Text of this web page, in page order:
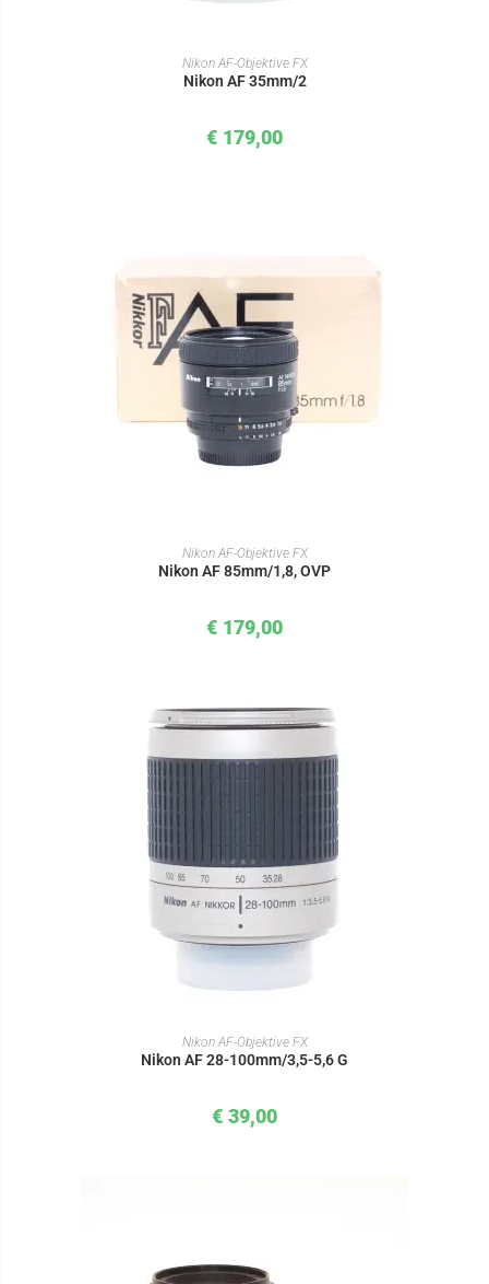
IN DEN WARENKORB
Nikon AF-Objektive FX
Nikon AF 35mm/2
€ 179,00
IN DEN WARENKORB
Nikon AF-Objektive FX
Nikon AF 85mm/1,8, OVP
€ 179,00
IN DEN WARENKORB
Nikon AF-Objektive FX
Nikon AF 28-100mm/3,5-5,6 G
€ 39,00